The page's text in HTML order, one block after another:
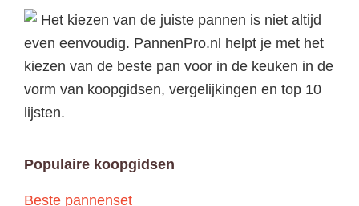
FooterHet kiezen van de juiste pannen is niet altijd
even eenvoudig. PannenPro.nl helpt je met het
kiezen van de beste pan voor in de keuken in de
vorm van koopgidsen, vergelijkingen en top 10
lijsten.
Populaire koopgidsen
Beste pannenset